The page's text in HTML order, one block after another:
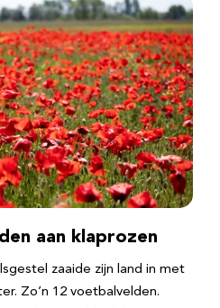
aan klaprozen
zaaide zijn land in met
Zo’n 12 voetbalvelden.